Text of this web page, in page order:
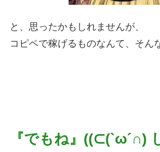
と、思ったかもしれませんが、
コピペで稼げるものなんて、そ
『でもね』((⊂(`ω´∩)